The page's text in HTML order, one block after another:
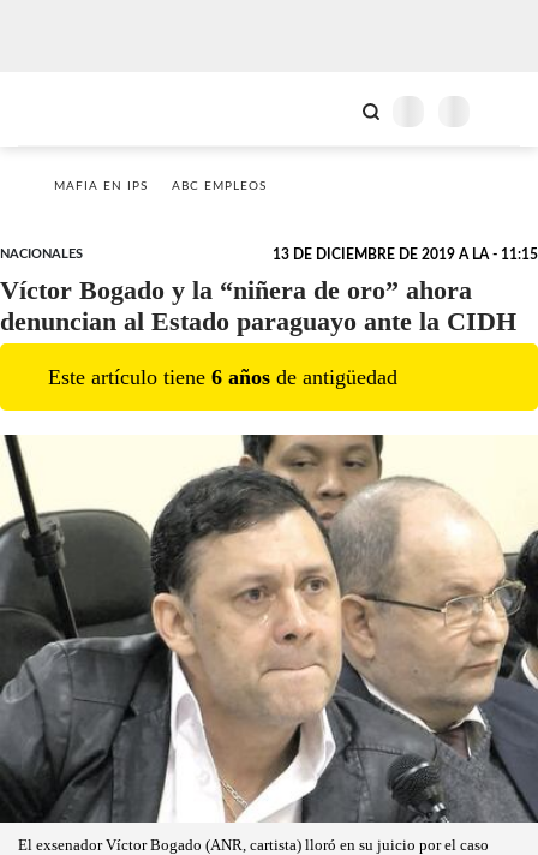
MAFIA EN IPS ABC EMPLEOS
NACIONALES 13 DE DICIEMBRE DE 2019 A LA - 11:15
Víctor Bogado y la “niñera de oro” ahora
denuncian al Estado paraguayo ante la CIDH
Este artículo tiene 6 años de antigüedad
El exsenador Víctor Bogado (ANR, cartista) lloró en su juicio por el caso